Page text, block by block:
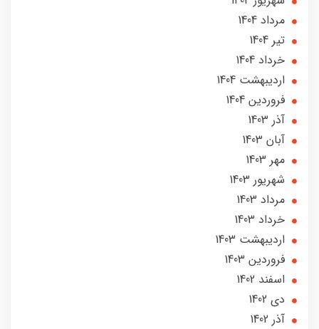
مرداد 1404
تير 1404
خرداد 1404
ارديبهشت 1404
فروردین 1404
آذر 1403
آبان 1403
مهر 1403
شهریور 1403
مرداد 1403
خرداد 1403
ارديبهشت 1403
فروردین 1403
اسفند 1402
دی 1402
آذر 1402